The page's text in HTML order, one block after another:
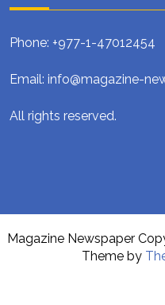
Phone: +977-1-47012454
Email: info@magazine-
All rights reserved.
Magazine Newspaper
Theme by